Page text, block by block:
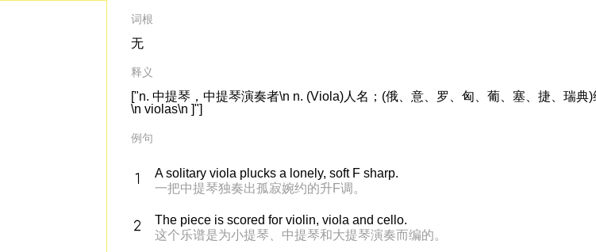
词根
无
释义
["n. 中提琴，中提琴演奏者\n n. (Viola)人名；(俄、意、罗、匈、葡、塞、捷、瑞
\n violas\n ]"]
例句
A solitary viola plucks a lonely, soft F sharp.
一把中提琴独奏出孤寂婉约的升F调。
The piece is scored for violin, viola and cello.
这个乐谱是为小提琴、中提琴和大提琴演奏而编的。